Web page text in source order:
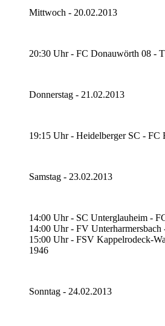
Mittwoch - 20.02.2013
20:30 Uhr - FC Donauwörth 08 -
Donnerstag - 21.02.2013
19:15 Uhr - Heidelberger SC - FC
Samstag - 23.02.2013
14:00 Uhr - SC Unterglauheim -
14:00 Uhr - FV Unterharmersbach
15:00 Uhr - FSV Kappelrodeck-
1946
Sonntag - 24.02.2013